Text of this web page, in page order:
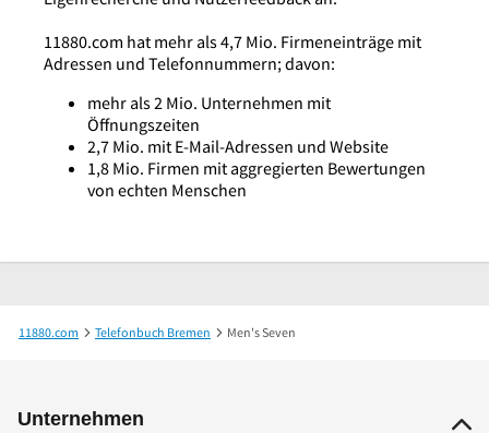
11880.com hat mehr als 4,7 Mio. Firmeneinträge mit
Adressen und Telefonnummern; davon:
mehr als 2 Mio. Unternehmen mit
Öffnungszeiten
2,7 Mio. mit E-Mail-Adressen und Website
1,8 Mio. Firmen mit aggregierten Bewertungen
von echten Menschen
11880.com Telefonbuch Bremen Men's Seven
Unternehmen